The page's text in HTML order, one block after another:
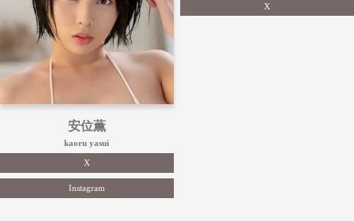
安位薫
kaoru yasui
X
Instagram
X